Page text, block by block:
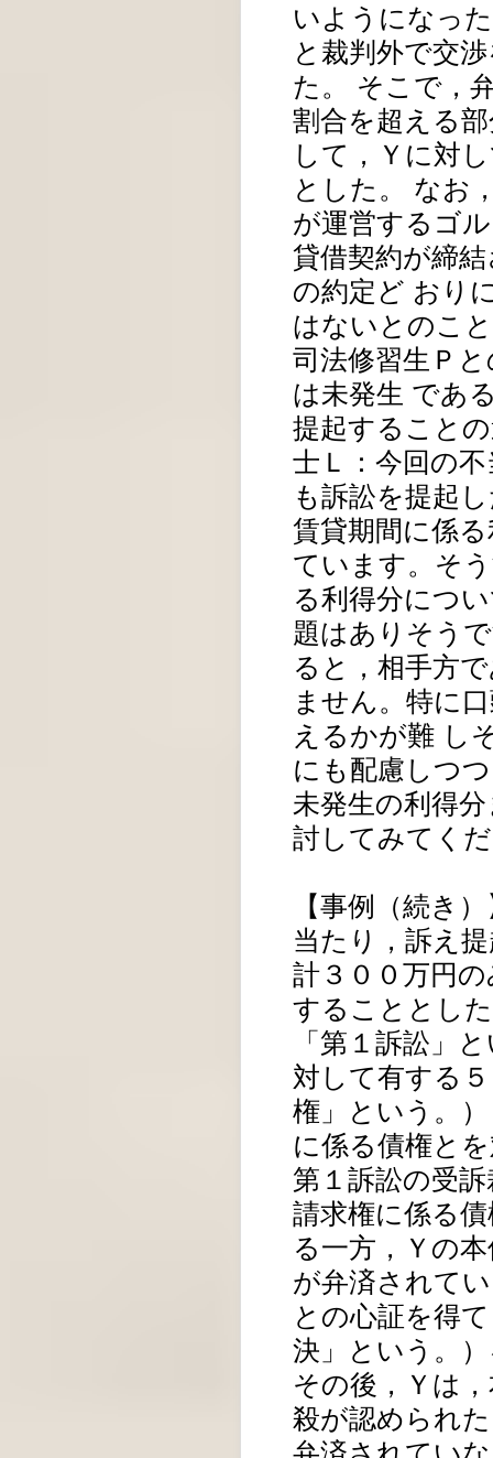
いようになっ
と裁判外で交
た。 そこで，
割合を超える
して，Ｙに対
とした。 なお
が運営するゴ
貸借契約が締
の約定ど おり
はないとのこ
司法修習生Ｐ
は未発生 であ
提起すること
士Ｌ：今回の
も訴訟を提起
賃貸期間に係
ています。そ
る利得分につ
題はありそう
ると，相手方
ません。特に
えるかが難 し
にも配慮しつ
未発生の利得
討してみてく
【事例（続き
当たり，訴え
計３００万円
することとし
「第１訴訟」
対して有する
権」という。
に係る債権と
第１訴訟の受
請求権に係る
る一方，Ｙの
が弁済されて
との心証を得
決」という。
その後，Ｙは
殺が認められ